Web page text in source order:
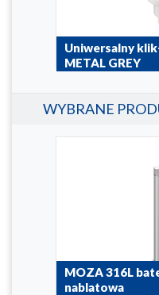
Uniwersalny
METAL GREY
660-310-61
WYBRANE
MOZA 316L
nablatowa